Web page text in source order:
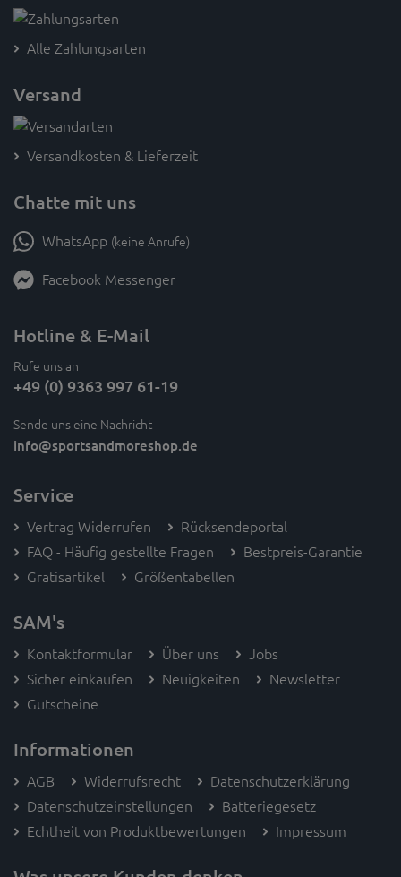
Alle Zahlungsarten
Versand
Versandkosten & Lieferzeit
Chatte mit uns
WhatsApp (keine Anrufe)
Facebook Messenger
Hotline & E-Mail
Rufe uns an
+49 (0) 9363 997 61-19
Sende uns eine Nachricht
info@sportsandmoreshop.de
Service
Vertrag Widerrufen
Rücksendeportal
FAQ - Häufig gestellte Fragen
Bestpreis-Garantie
Gratisartikel
Größentabellen
SAM's
Kontaktformular Über uns
Jobs
Sicher einkaufen
Neuigkeiten
Newsletter
Gutscheine
Informationen
AGB Widerrufsrecht
Datenschutzerklärung
Datenschutzeinstellungen
Batteriegesetz
Echtheit von Produktbewertungen
Impressum